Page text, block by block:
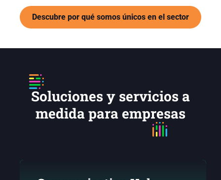
Descubre por qué somos únicos en el sector
Soluciones y servicios a
medida para empresas